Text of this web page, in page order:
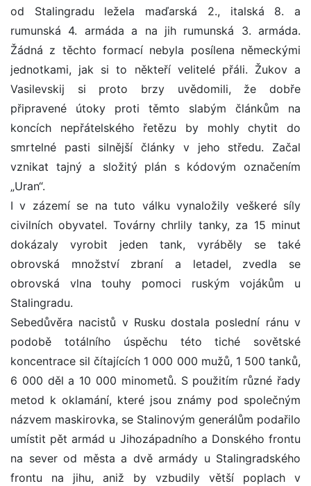
od Stalingradu ležela maďarská 2., italská 8. a
rumunská 4. armáda a na jih rumunská 3. armáda.
Žádná z těchto formací nebyla posílena německými
jednotkami, jak si to někteří velitelé přáli. Žukov a
Vasilevskij si proto brzy uvědomili, že dobře
připravené útoky proti těmto slabým článkům na
koncích nepřátelského řetězu by mohly chytit do
smrtelné pasti silnější články v jeho středu. Začal
vznikat tajný a složitý plán s kódovým označením
„Uran“.
I v zázemí se na tuto válku vynaložily veškeré síly
civilních obyvatel. Továrny chrlily tanky, za 15 minut
dokázaly vyrobit jeden tank, vyráběly se také
obrovská množství zbraní a letadel, zvedla se
obrovská vlna touhy pomoci ruským vojákům u
Stalingradu.
Sebedůvěra nacistů v Rusku dostala poslední ránu v
podobě totálního úspěchu této tiché sovětské
koncentrace sil čítajících 1 000 000 mužů, 1 500 tanků,
6 000 děl a 10 000 minometů. S použitím různé řady
metod k oklamání, které jsou známy pod společným
názvem maskirovka, se Stalinovým generálům podařilo
umístit pět armád u Jihozápadního a Donského frontu
na sever od města a dvě armády u Stalingradského
frontu na jihu, aniž by vzbudily větší poplach v